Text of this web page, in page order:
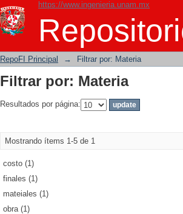
https://www.ingenieria.unam.mx
Filtrar por: Materia
RepoFI Principal → Filtrar por: Materia
Filtrar por: Materia
Resultados por página:
Mostrando ítems 1-5 de 1
costo (1)
finales (1)
mateiales (1)
obra (1)